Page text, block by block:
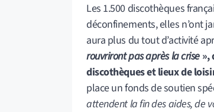
Les 1.500 discothèques
déconfinements, elles n’ont
aura plus du tout d’activité
rouvriront pas après la crise»,
discothèques et lieux de
place un fonds de soutien
attendent la fin des aides, de